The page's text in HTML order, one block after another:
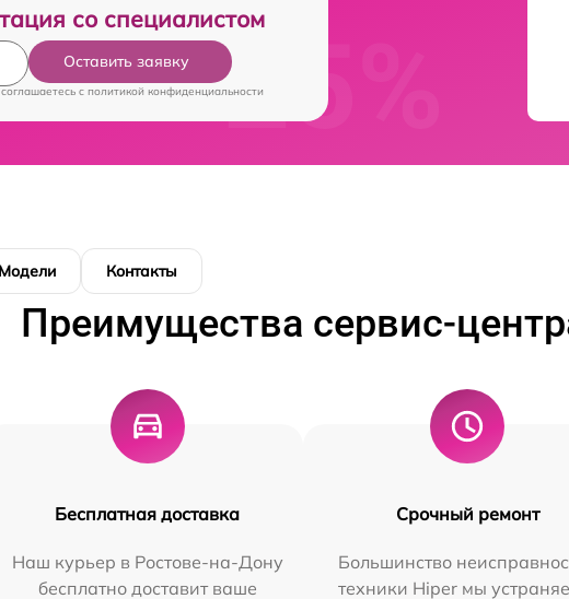
со специалистом
Оставить заявку
c политикой конфиденциальности
Модели Контакты
Преимущества сервис-
Бесплатная доставка
Наш курьер в Ростове-на-Дону
бесплатно доставит ваше
Срочный ремонт
Большинство
техники Hiper мы